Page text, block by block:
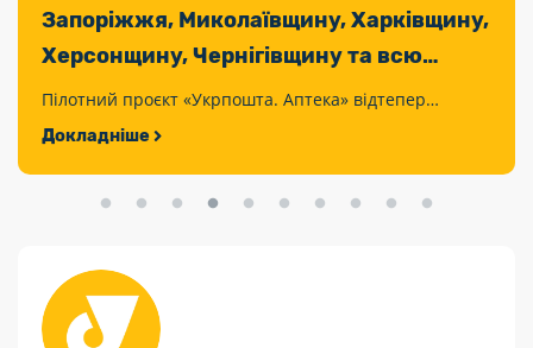
Запоріжжя, Миколаївщину, Харківщину,
Херсонщину, Чернігівщину та всю
Сумщину
Пілотний проєкт «Укрпошта. Аптека» відтепер
охоплює не лише Донеччину, а й всю Сумщину,
Докладніше